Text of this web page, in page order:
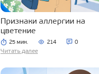
Признаки аллергии на
цветение
25 мин. 214 0
Читать далее